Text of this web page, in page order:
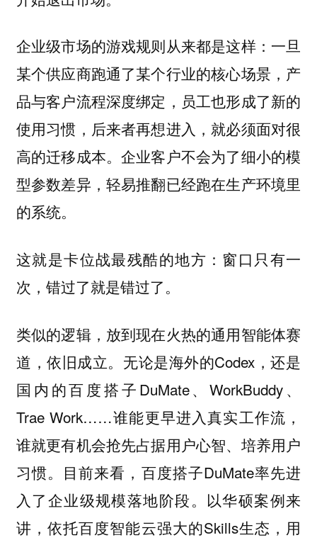
企业级市场的游戏规则从来都是这样：一旦
某个供应商跑通了某个行业的核心场景，产
品与客户流程深度绑定，员工也形成了新的
使用习惯，后来者再想进入，就必须面对很
高的迁移成本。企业客户不会为了细小的模
型参数差异，轻易推翻已经跑在生产环境里
的系统。
这就是卡位战最残酷的地方： 窗口只有一
次，错过了就是错过了。
类似的逻辑，放到现在火热的通用智能体赛
道，依旧成立。无论是海外的Codex，还是
国内的百度搭子DuMate、WorkBuddy、
Trae Work……谁能更早进入真实工作流，
谁就更有机会抢先占据用户心智、培养用户
习惯。目前来看，百度搭子DuMate率先进
入了企业级规模落地阶段。以华硕案例来
讲，依托百度智能云强大的Skills生态，用